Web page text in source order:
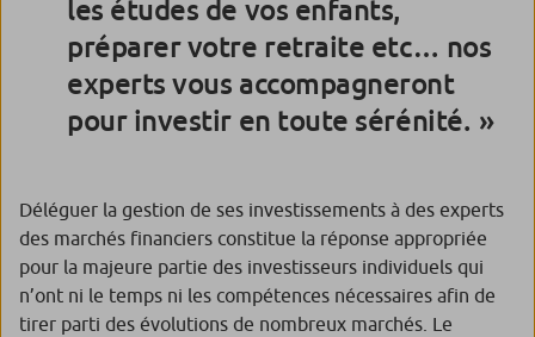
• Au sein de vos contrats d’assurance vie, l’assureur
confiera aux gérants de VEGA Investment Solutions
le soin d’allouer vos actifs investis en unités de
compte en adéquation avec le profil de gestion
portefeuille aux évolutions économiques et
financières, toujours dans le respect du profil de
gestion choisi.
avec votre conseiller quand vous le souhaitez.
Dépendants de la fluctuation à la hausse comme à la
baisse des marchés financiers, les avoirs confiés dans
le cadre de la délégation de gestion de VEGA IS ne
risque de perte en capital.
les études de vos enfants,
préparer votre retraite etc… nos
experts vous accompagneront
pour investir en toute sérénité.
Déléguer la gestion de ses investissements à des experts
des marchés financiers constitue la réponse appropriée
pour la majeure partie des investisseurs individuels qui
n’ont ni le temps ni les compétences nécessaires afin de
tirer parti des évolutions de nombreux marchés. Le